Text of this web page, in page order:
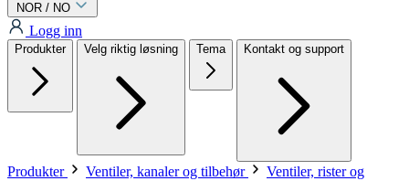
NOR / NO
Logg inn
Produkter Velg riktig løsning Tema Kontakt og support
Produkter Ventiler, kanaler og tilbehør
Ventiler, rister og